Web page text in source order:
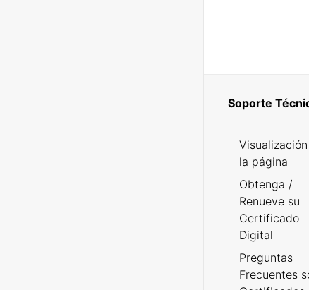
Soporte
la página
Obtenga /
Renueve su
Certificado
Digital
Preguntas
Frecuentes